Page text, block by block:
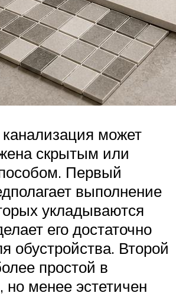
может
скрытым или
Первый
выполнение
укладываются
его достаточно
обустройства. Второй
простой в
но менее эстетичен